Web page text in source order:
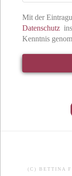
Mit der
Datenschutz
Kenntnis
(C) BETTINA